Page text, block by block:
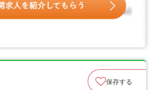
保存する